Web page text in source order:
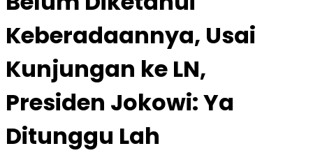
Keberadaannya, Usai
Kunjungan ke LN,
Presiden Jokowi: Ya
Ditunggu Lah